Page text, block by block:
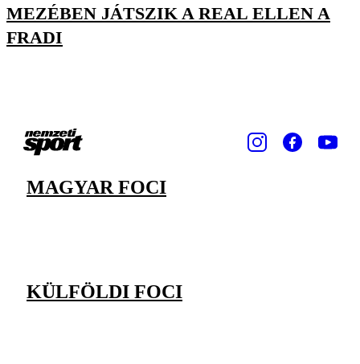
MEZÉBEN JÁTSZIK A REAL ELLEN A
FRADI
MAGYAR FOCI
KÜLFÖLDI FOCI